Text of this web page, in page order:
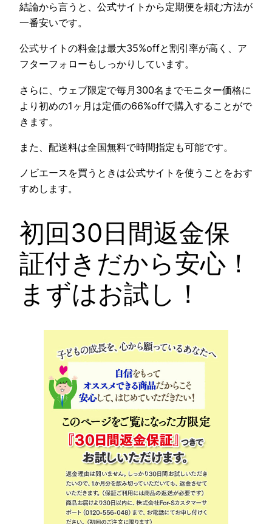
結論から言うと、公式サイトから定期便を頼む方法が
一番安いです。
公式サイトの料金は最大35%offと割引率が高く、ア
フターフォローもしっかりしています。
さらに、ウェブ限定で毎月300名までモニター価格に
より初めの1ヶ月は定価の66%offで購入することがで
きます。
また、配送料は全国無料で時間指定も可能です。
ノビエースを買うときは公式サイトを使うことをおす
すめします。
初回30日間返金保
証付きだから安心！
まずはお試し！